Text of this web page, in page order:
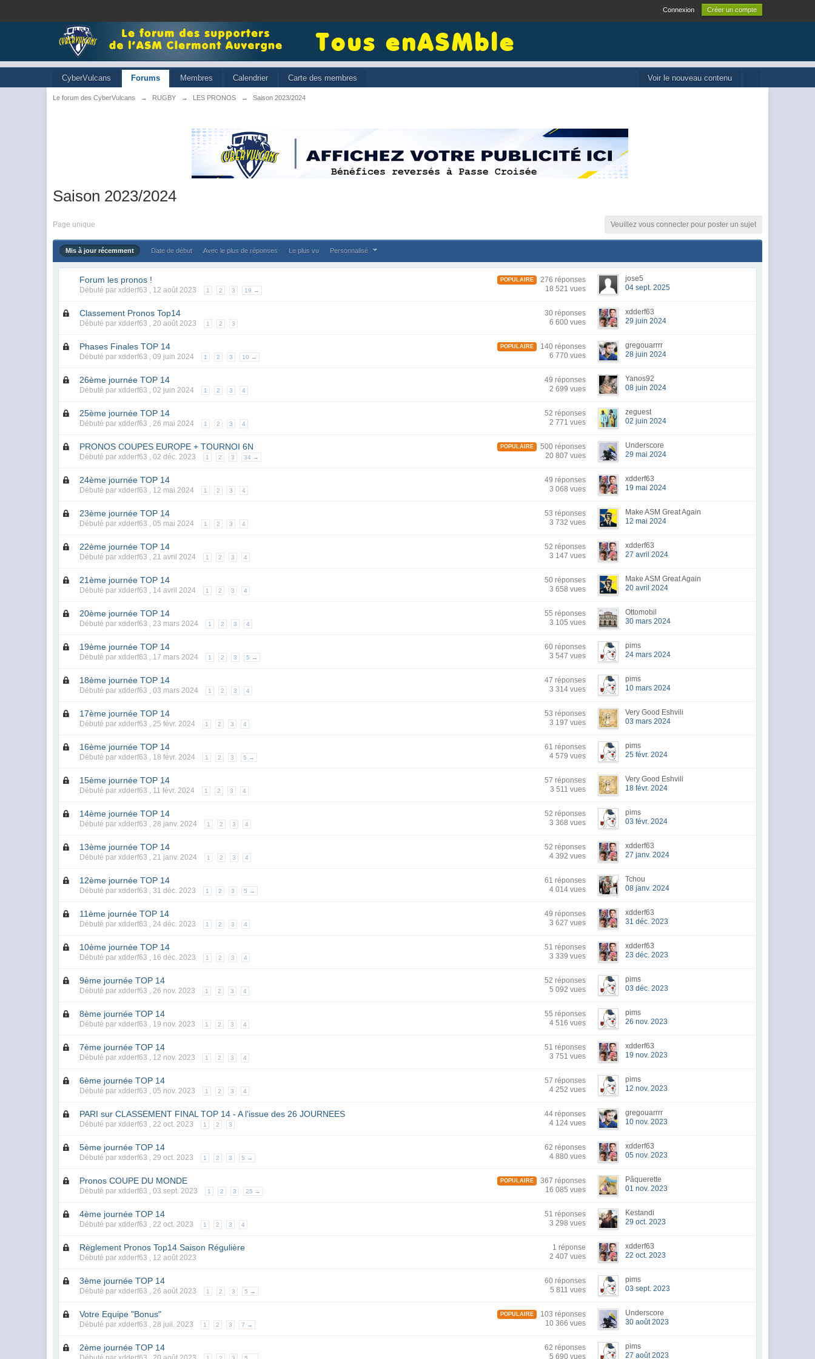
Connexion Créer un compte
Voir le nouveau contenu
CyberVulcans Forums Membres Calendrier Carte des membres
Le forum des CyberVulcans → RUGBY → LES PRONOS → Saison 2023/2024
Saison 2023/2024
Page unique Veuillez vous connecter pour poster un sujet
Mis à jour récemment Date de début Avec le plus de réponses Le plus vu Personnalisé
Forum les pronos !
Débuté par xdderf63 , 12 août 2023 1 2 3 19 →
POPULAIRE
276 réponses
18 521 vues
jose5
04 sept. 2025
Classement Pronos Top14
Débuté par xdderf63 ,20 août 2023 1 2 3
30 réponses
6 600 vues
xdderf63
29 juin 2024
Phases Finales TOP 14
Débuté par xdderf63 ,09 juin 2024 1 2 3 10 →
POPULAIRE
140 réponses
6 770 vues
gregouarrrr
28 juin 2024
26ème journée TOP 14
Débuté par xdderf63 ,02 juin 2024 1 2 3 4
49 réponses
2 699 vues
Yanos92
08 juin 2024
25ème journée TOP 14
Débuté par xdderf63 ,26 mai 2024 1 2 3 4
52 réponses
2 771 vues
zeguest
02 juin 2024
PRONOS COUPES EUROPE + TOURNOI 6N
Débuté par xdderf63 ,02 déc. 2023 1 2 3 34 →
POPULAIRE
500 réponses
20 807 vues
Underscore
29 mai 2024
24ème journée TOP 14
Débuté par xdderf63 , 12 mai 2024 1 2 3 4
49 réponses
3 068 vues
xdderf63
19 mai 2024
23ème journée TOP 14
Débuté par xdderf63 ,05 mai 2024 1 2 3 4
53 réponses
3 732 vues
Make ASM Great Again
12 mai 2024
22ème journée TOP 14
Débuté par xdderf63 ,21 avril 2024 1 2 3 4
52 réponses
3 147 vues
xdderf63
27 avril 2024
21ème journée TOP 14
Débuté par xdderf63 , 14 avril 2024 1 2 3 4
50 réponses
3 658 vues
Make ASM Great Again
20 avril 2024
20ème journée TOP 14
Débuté par xdderf63 ,23 mars 2024 1 2 3 4
55 réponses
3 105 vues
Ottomobil
30 mars 2024
19ème journée TOP 14
Débuté par xdderf63 , 17 mars 2024 1 2 3 5 →
60 réponses
3 547 vues
pims
24 mars 2024
18ème journée TOP 14
Débuté par xdderf63 ,03 mars 2024 1 2 3 4
47 réponses
3 314 vues
pims
10 mars 2024
17ème journée TOP 14
Débuté par xdderf63 ,25 févr. 2024 1 2 3 4
53 réponses
3 197 vues
Very Good Eshvili
03 mars 2024
16ème journée TOP 14
Débuté par xdderf63 , 18 févr. 2024 1 2 3 5 →
61 réponses
4 579 vues
pims
25 févr. 2024
15ème journée TOP 14
Débuté par xdderf63 , 11 févr. 2024 1 2 3 4
57 réponses
3 511 vues
Very Good Eshvili
18 févr. 2024
14ème journée TOP 14
Débuté par xdderf63 ,28 janv. 2024 1 2 3 4
52 réponses
3 368 vues
pims
03 févr. 2024
13ème journée TOP 14
Débuté par xdderf63 ,21 janv. 2024 1 2 3 4
52 réponses
4 392 vues
xdderf63
27 janv. 2024
12ème journée TOP 14
Débuté par xdderf63 ,31 déc. 2023 1 2 3 5 →
61 réponses
4 014 vues
Tchou
08 janv. 2024
11ème journée TOP 14
Débuté par xdderf63 ,24 déc. 2023 1 2 3 4
49 réponses
3 627 vues
xdderf63
31 déc. 2023
10ème journée TOP 14
Débuté par xdderf63 , 16 déc. 2023 1 2 3 4
51 réponses
3 339 vues
xdderf63
23 déc. 2023
9ème journée TOP 14
Débuté par xdderf63 ,26 nov. 2023 1 2 3 4
52 réponses
5 092 vues
pims
03 déc. 2023
8ème journée TOP 14
Débuté par xdderf63 , 19 nov. 2023 1 2 3 4
55 réponses
4 516 vues
pims
26 nov. 2023
7ème journée TOP 14
Débuté par xdderf63 , 12 nov. 2023 1 2 3 4
51 réponses
3 751 vues
xdderf63
19 nov. 2023
6ème journée TOP 14
Débuté par xdderf63 ,05 nov. 2023 1 2 3 4
57 réponses
4 252 vues
pims
12 nov. 2023
PARI sur CLASSEMENT FINAL TOP 14 - A l'issue des 26 JOURNEES
Débuté par xdderf63 ,22 oct. 2023 1 2 3
44 réponses
4 124 vues
gregouarrrr
10 nov. 2023
5ème journée TOP 14
Débuté par xdderf63 ,29 oct. 2023 1 2 3 5 →
62 réponses
4 880 vues
xdderf63
05 nov. 2023
Pronos COUPE DU MONDE
Débuté par xdderf63 ,03 sept. 2023 1 2 3 25 →
POPULAIRE
367 réponses
16 085 vues
Pâquerette
01 nov. 2023
4ème journée TOP 14
Débuté par xdderf63 ,22 oct. 2023 1 2 3 4
51 réponses
3 298 vues
Kestandi
29 oct. 2023
Règlement Pronos Top14 Saison Régulière
Débuté par xdderf63 , 12 août 2023
1 réponse
2 407 vues
xdderf63
22 oct. 2023
3ème journée TOP 14
Débuté par xdderf63 ,26 août 2023 1 2 3 5 →
60 réponses
5 811 vues
pims
03 sept. 2023
Votre Equipe "Bonus"
Débuté par xdderf63 ,28 juil. 2023 1 2 3 7 →
POPULAIRE
103 réponses
10 366 vues
Underscore
30 août 2023
2ème journée TOP 14
62 réponses
5 690 vues
pims
27 août 2023